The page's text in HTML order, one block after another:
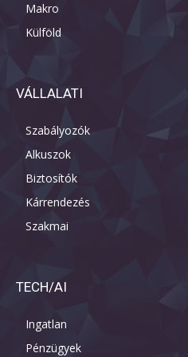
Makro
Külföld
VÁLLALATI
Szabályozók
Alkuszok
Biztosítók
Kárrendezés
Szakmai
TECH/AI
Ingatlan
Pénzügyek